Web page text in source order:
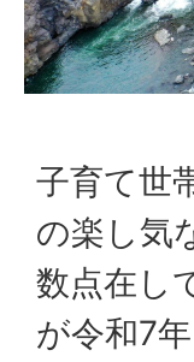
子育て世
の楽し気
数点在し
が令和7